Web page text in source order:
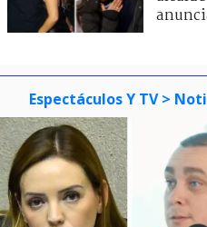
Espectáculos Y TV >